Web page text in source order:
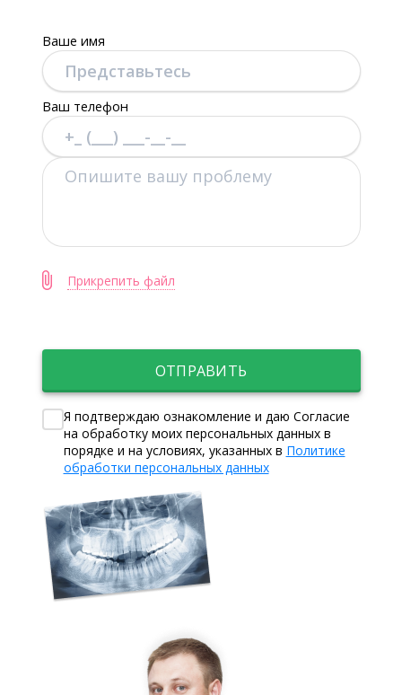
Ваше имя
Ваш телефон
Прикрепить файл
ОТПРАВИТЬ
Я подтверждаю ознакомление и даю Согласие
на обработку моих персональных данных в
порядке и на условиях, указанных в Политике
обработки персональных данных